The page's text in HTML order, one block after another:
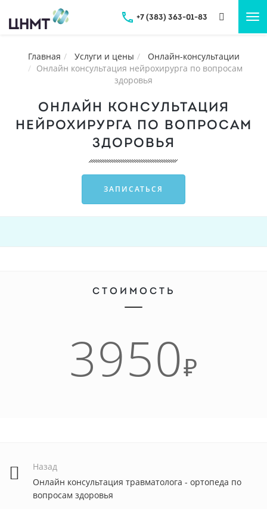
+7 (383) 363-01-83
Главная Услуги и цены
Онлайн-консультации
Онлайн консультация нейрохирурга по вопросам
здоровья
ОНЛАЙН КОНСУЛЬТАЦИЯ
НЕЙРОХИРУРГА ПО ВОПРОСАМ
ЗДОРОВЬЯ
ЗАПИСАТЬСЯ
СТОИМОСТЬ
3950₽
Назад
Онлайн консультация травматолога - ортопеда по
вопросам здоровья